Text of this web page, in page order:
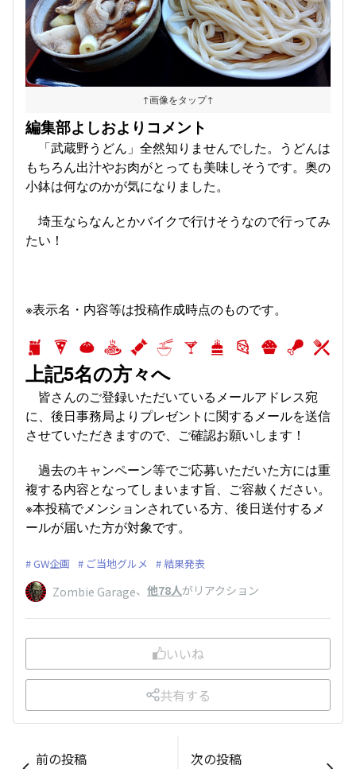
↑画像をタップ↑
編集部よしおよりコメント
「武蔵野うどん」全然知りませんでした。うどんは
もちろん出汁やお肉がとっても美味しそうです。奥の
小鉢は何なのかが気になりました。
埼玉ならなんとかバイクで行けそうなので行ってみ
たい！
※表示名・内容等は投稿作成時点のものです。
上記5名の方々へ
皆さんのご登録いただいているメールアドレス宛
に、後日事務局よりプレゼントに関するメールを送信
させていただきますので、ご確認お願いします！
過去のキャンペーン等でご応募いただいた方には重
複する内容となってしまいます旨、ご容赦ください。
※本投稿でメンションされている方、後日送付するメ
ールが届いた方が対象です。
GW企画 ご当地グルメ 結果発表
Zombie Garage、 他78人がリアクション
いいね
共有する
前の投稿
次の投稿